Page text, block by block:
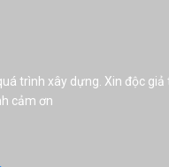
trình xây dựng. Xin độc giả
cảm ơn